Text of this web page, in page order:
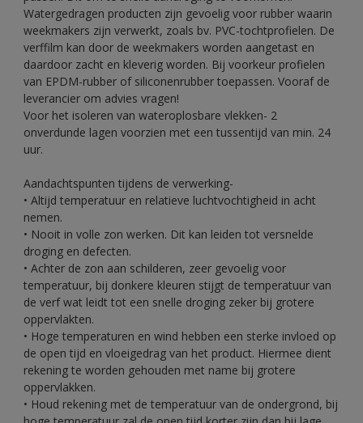
Watergedragen producten zijn gevoelig voor rubber waarin
weekmakers zijn verwerkt, zoals bv. PVC-tochtprofielen. De
verffilm kan door de weekmakers worden aangetast en
daardoor zacht en kleverig worden. Bij voorkeur profielen
van EPDM-rubber of siliconenrubber toepassen. Vooraf de
leverancier om advies vragen!
Voor het isoleren van wateroplosbare vlekken- 2
onverdunde lagen voorzien met een tussentijd van min. 24
uur.
Aandachtspunten tijdens de verwerking-
• Altijd temperatuur en relatieve luchtvochtigheid in acht
nemen.
• Nooit in volle zon werken. Dit kan leiden tot versnelde
droging en defecten.
• Achter de zon aan schilderen, zeer gevoelig voor
temperatuur, bij donkere kleuren stijgt de temperatuur van
de verf wat leidt tot een snelle droging zeker bij grotere
oppervlakten.
• Hoge temperaturen en wind hebben een sterke invloed op
de open tijd en vloeigedrag van het product. Hiermee dient
rekening te worden gehouden met name bij grotere
oppervlakken.
• Houd rekening met de temperatuur van de ondergrond, bij